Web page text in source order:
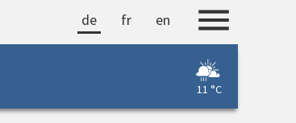
de fr en
11 °C